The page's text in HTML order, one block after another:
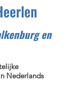
en
Nederlands